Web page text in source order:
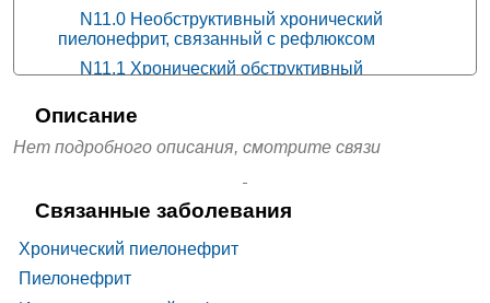
Резонанс-Мед на
Машиностроителей 10Б
Челябинск, ул.
+7(351..показать
N11.0 Необструктивный хронический
пиелонефрит, связанный с рефлюксом
N11.1 Хронический обструктивный
N11.9 Хронический тубулоинтерстициальный
нефрит неуточненный
Описание
Нет подробного описания, смотрите связи
Связанные заболевания
Хронический пиелонефрит
Пиелонефрит